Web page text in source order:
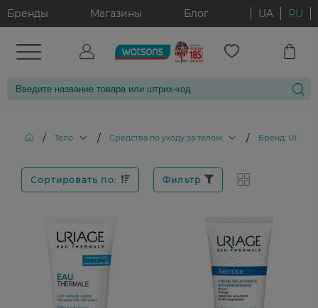
Бренды Магазины Блог UA RU
/ Тело / Средства по уходу за телом / Бренд:
Сортировать по: Фильтр